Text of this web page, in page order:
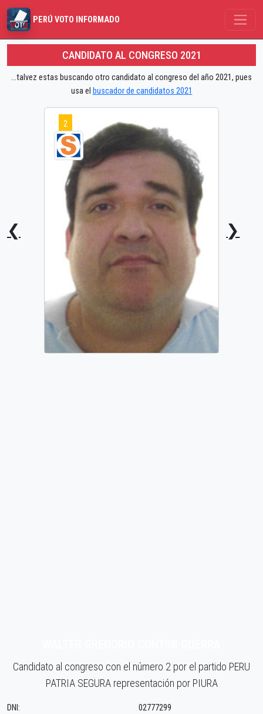
PERÚ VOTO INFORMADO
CANDIDATO AL CONGRESO 2021
...talvez estas buscando otro candidato al congreso del año 2021, pues
usa el buscador de candidatos 2021
❮
2
❯
Candidato al congreso con el número 2 por el partido PERU
PATRIA SEGURA representación por PIURA
DNI: 02777299